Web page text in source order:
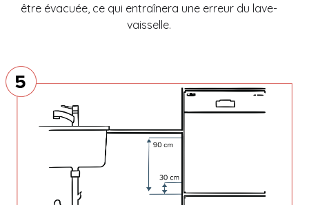
être évacuée, ce qui entraînera une erreur du lave-
vaisselle.